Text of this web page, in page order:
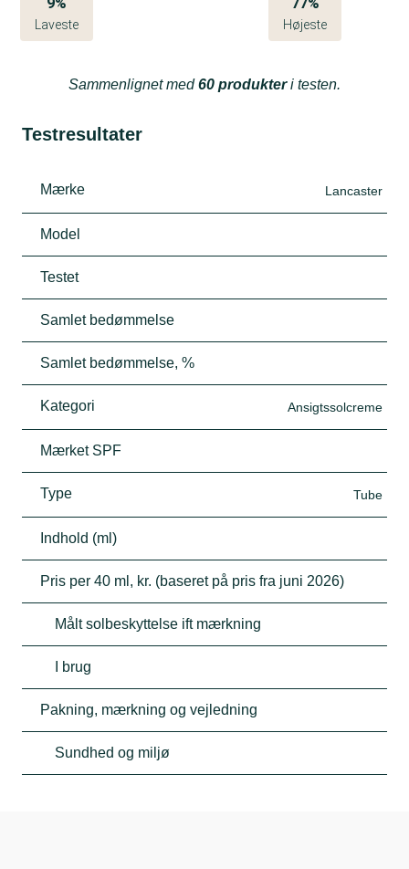
Laveste Højeste
Sammenlignet med60 produkteri testen.
Testresultater
Mærke Lancaster
Model
Testet
Samlet bedømmelse
Samlet bedømmelse, %
Kategori Ansigtssolcreme
Mærket SPF
Type Tube
Indhold (ml)
Pris per 40 ml, kr. (baseret på pris fra juni 2026)
Målt solbeskyttelse ift mærkning
I brug
Pakning, mærkning og vejledning
Sundhed og miljø